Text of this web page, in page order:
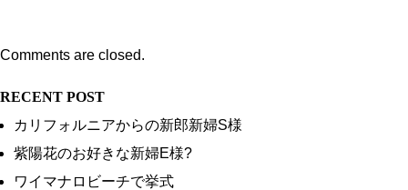
Comments are closed.
RECENT POST
カリフォルニアからの新郎新婦S様
紫陽花のお好きな新婦E様?
ワイマナロビーチで挙式